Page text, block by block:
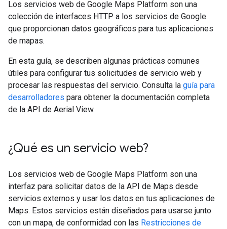
Los servicios web de Google Maps Platform son una
colección de interfaces HTTP a los servicios de Google
que proporcionan datos geográficos para tus aplicaciones
de mapas.
En esta guía, se describen algunas prácticas comunes
útiles para configurar tus solicitudes de servicio web y
procesar las respuestas del servicio. Consulta la guía para
desarrolladores para obtener la documentación completa
de la API de Aerial View.
¿Qué es un servicio web?
Los servicios web de Google Maps Platform son una
interfaz para solicitar datos de la API de Maps desde
servicios externos y usar los datos en tus aplicaciones de
Maps. Estos servicios están diseñados para usarse junto
con un mapa, de conformidad con las Restricciones de